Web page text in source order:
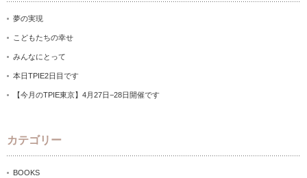
夢の実現
こどもたちの幸せ
みんなにとって
本日TPIE2日目です
【今月のTPIE東京】4月27日−28日開催です
カテゴリー
BOOKS